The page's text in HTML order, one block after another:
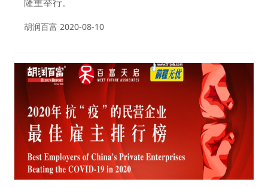
胡润百富 2020-08-10